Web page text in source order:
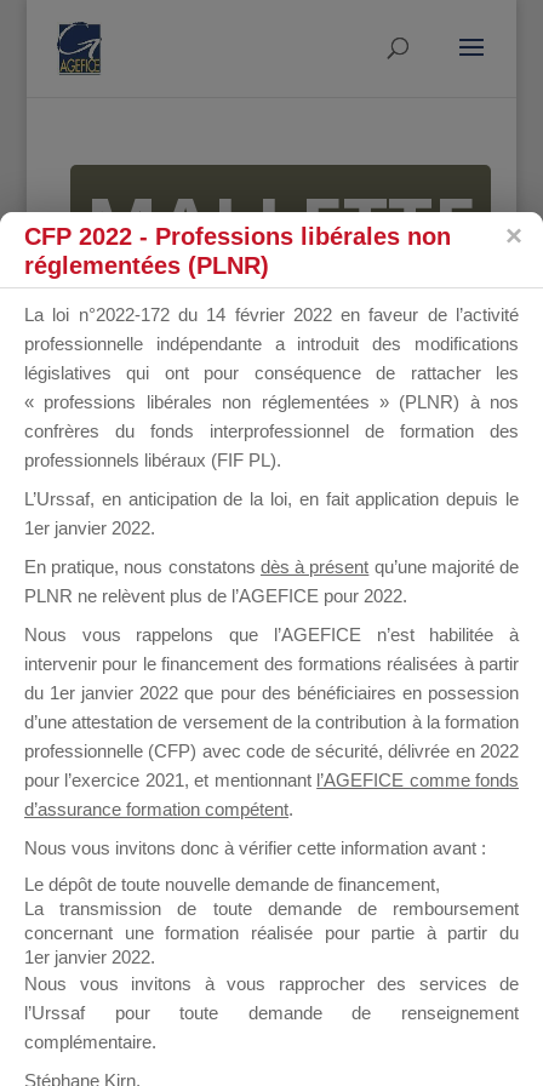
MALLETTE
DU
DIRIGEANT
il y a un mois
Ce groupe est destiné aux Organismes de
Formation qui souhaitent répondre à l’Appel à
Propositions Mallette du Dirigeant.
Ce groupe propose un forum dédié au support
sur lequel il est possible de laisser un message
ou poser une question.
NB : Il est nécessaire d’être
pouvoir rejoindre ce groupe
CFP 2022 - Professions libérales non
réglementées (PLNR)
La loi n°2022-172 du 14 février 2022 en faveur de l’activité
professionnelle indépendante a introduit des modifications
législatives qui ont pour conséquence de rattacher les
« professions libérales non réglementées » (PLNR) à nos
confrères du fonds interprofessionnel de formation des
professionnels libéraux (FIF PL).
L’Urssaf, en anticipation de la loi, en fait application depuis le
1er janvier 2022.
En pratique, nous constatons dès à présent qu’une majorité de
PLNR ne relèvent plus de l’AGEFICE pour 2022.
Nous vous rappelons que l’AGEFICE n’est habilitée à
intervenir pour le financement des formations réalisées à partir
du 1er janvier 2022 que pour des bénéficiaires en possession
d’une attestation de versement de la contribution à la formation
professionnelle (CFP) avec code de sécurité, délivrée en 2022
pour l’exercice 2021, et mentionnant l’AGEFICE comme fonds
d’assurance formation compétent.
Nous vous invitons donc à vérifier cette information avant :
Le dépôt de toute nouvelle demande de financement,
La transmission de toute demande de remboursement
concernant une formation réalisée pour partie à partir du
1er janvier 2022.
Nous vous invitons à vous rapprocher des services de
l’Urssaf pour toute demande de renseignement
complémentaire.
Stéphane Kirn,